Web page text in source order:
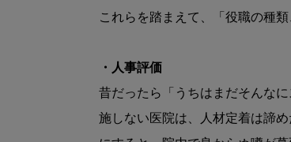
これらを踏まえて、「役職の種
・人事評価
昔だったら「うちはまだそんな
施しない医院は、人材定着は諦